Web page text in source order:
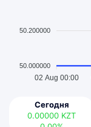
50.200000
50.000000
02 Aug 00:00
Сегодня
0.00000 KZT